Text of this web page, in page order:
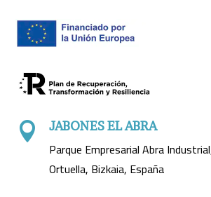
 JABONES EL ABRA
Parque Empresarial Abra
Ortuella, Bizkaia, España